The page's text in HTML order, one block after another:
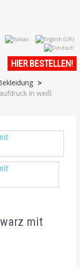
HIER BESTELLEN!
>
in weiß
mit